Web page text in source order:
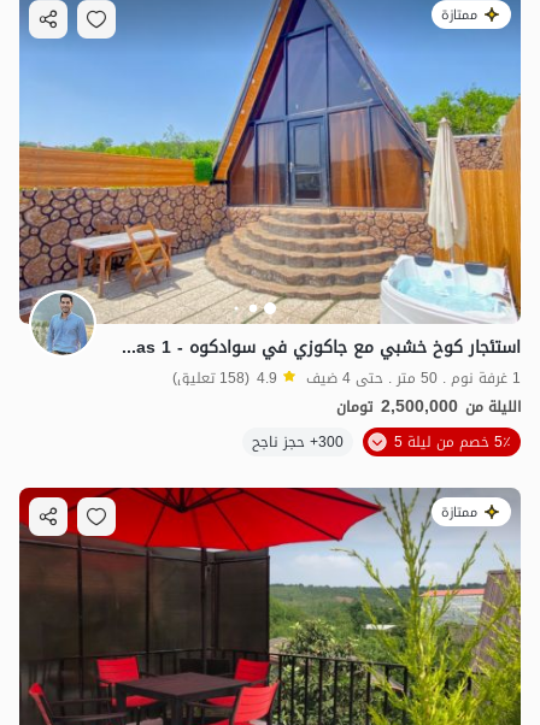
ممتازة
استئجار كوخ خشبي مع جاكوزي في سوادكوه - Atlas 1
1 غرفة نوم . 50 متر . حتى 4 ضيف 4.9 (158 تعليق)
الليلة من 2,500,000 تومان
5٪ خصم من ليلة 5
300+ حجز ناجح
ممتازة